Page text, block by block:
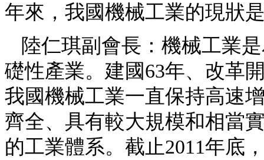
年來，我國機械工業的現狀
陸仁琪副會長：機械工業
礎性產業。建國63年、改革
我國機械工業一直保持高速
齊全、具有較大規模和相當
的工業體系。截止2011年底